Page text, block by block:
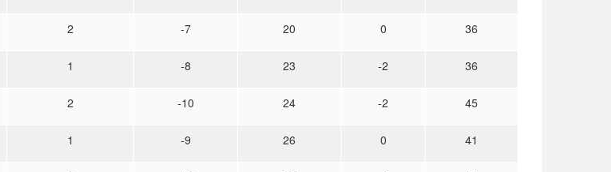
2 -7 20 0 36
1 -8 23 -2 36
2 -10 24 -2 45
1 -9 26 0 41